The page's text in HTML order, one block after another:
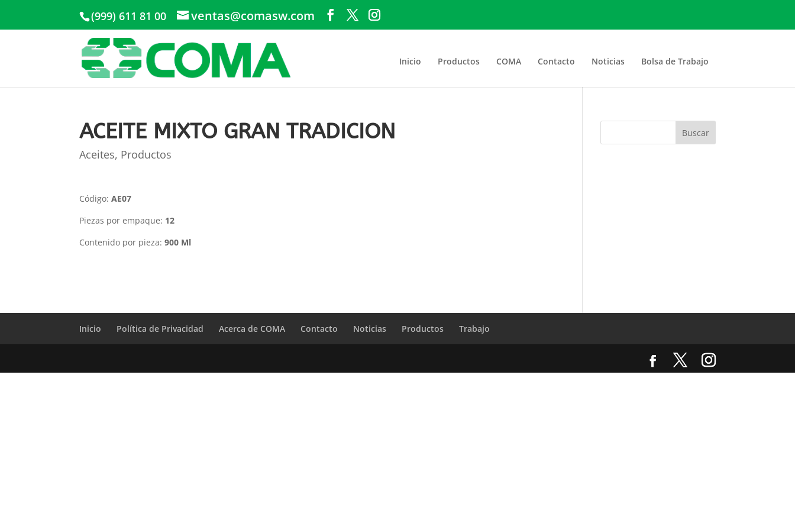
(999) 611 81 00 ventas@comasw.com
Inicio Productos COMA Contacto Noticias Bolsa de Trabajo
ACEITE MIXTO GRAN TRADICION
Aceites, Productos
Código:AE07
Piezas por empaque: 12
Contenido por pieza:900 Ml
Inicio Política de Privacidad Acerca de COMA Contacto Noticias Productos Trabajo